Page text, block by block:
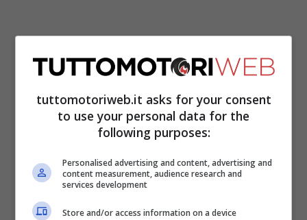
Nemmeno l’isolamento delle zone rosse in
Italia, che avrebbero potuto creare
tuttomotoriweb.it asks for your consent
to use your personal data for the
following purposes:
Personalised advertising and content, advertising and
content measurement, audience research and
services development
Store and/or access information on a device